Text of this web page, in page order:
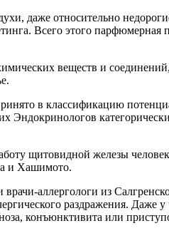
даже относительно
Всего этого
веществ и
в классификацию
щитовидной железы
и Хашимото.
аллергологи из
раздражения. Даже у
конъюнктивита или